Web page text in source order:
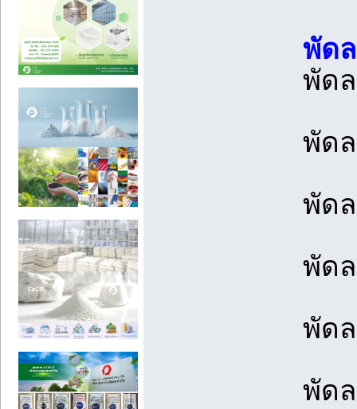
พัด
พัด
พัด
พัด
พัด
พัด
พัด